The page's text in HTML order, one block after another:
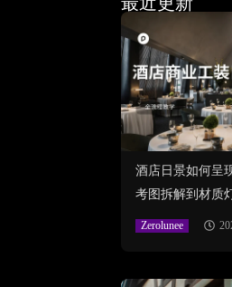
酒店日景如何呈
考图拆解到材质
Zerolunee